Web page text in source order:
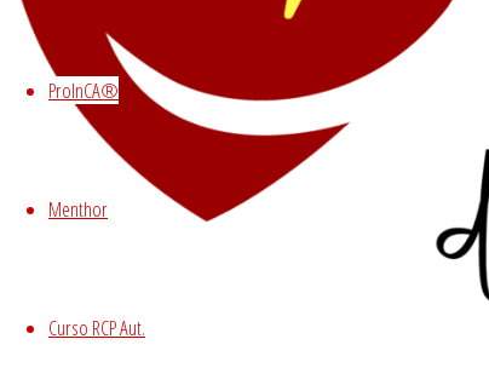
ProInCA®
Menthor
Curso RCP Aut.
sociedad y alcanzar sus expectativas.
Las personas necesitamos
trabajando para brindar la mejor
Es nuestro compromiso seguir
ProInCA®
«Este programa no es solo un
Fundación